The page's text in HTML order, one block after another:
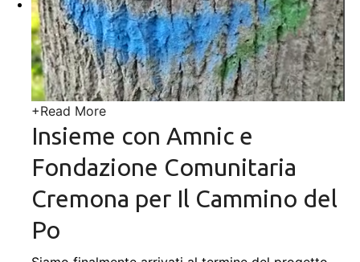
+Read More
Insieme con Amnic e
Fondazione Comunitaria
Cremona per Il Cammino del
Po